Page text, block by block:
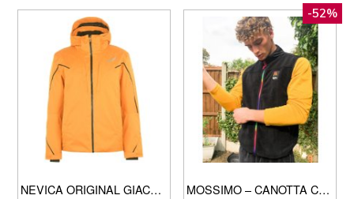
NEVICA ORIGINAL GIACCA DA NEVE UOMO ORANGE
-52%
MOSSIMO – CANOTTA CLASSICA IN PILE NERA-BIANCO